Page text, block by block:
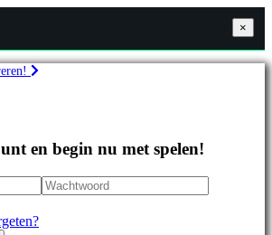
×
en begin nu met spelen!
×
×